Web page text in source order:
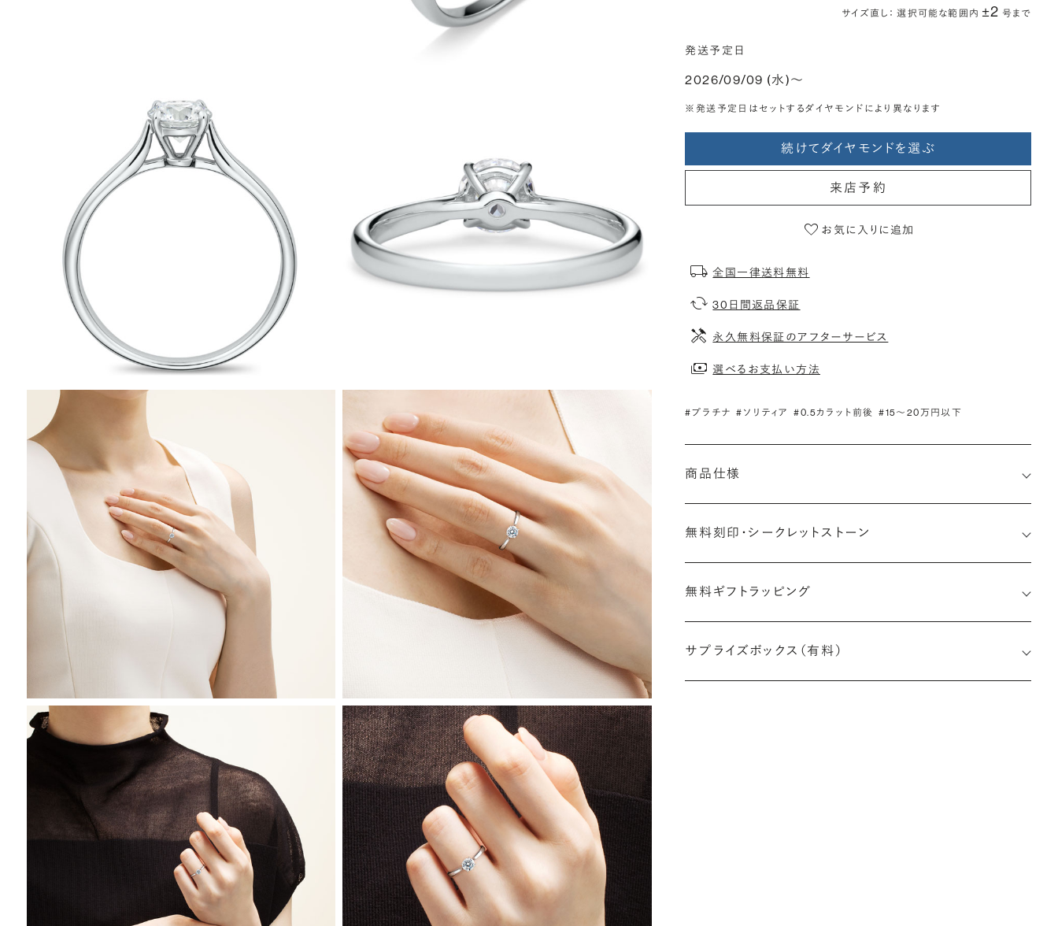
サイズ直し： 選択可能な範囲内 ±2 号まで
発送予定日
2026/09/09 (水)〜
※発送予定日はセットするダイヤモンドにより異なります
続けてダイヤモンドを選ぶ
来店予約
お気に入りに追加
全国一律送料無料
30日間返品保証
永久無料保証のアフターサービス
選べるお支払い方法
#プラチナ #ソリティア #0.5カラット前後 #15〜20万円以下
商品仕様
無料刻印・ シークレットストーン
刻印メッセージ：アルファベット6文字まで刻印可能
ことができます。注文前だけでなく購入後の刻印も、リングに初めて
無料ギフトラッピング
サプライズボックス（有料）